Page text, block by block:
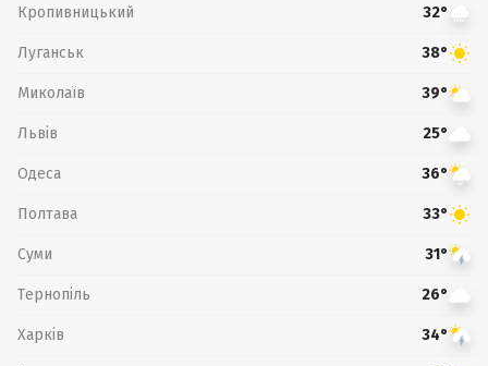
Кропивницький 32°
Луганськ 38°
Миколаїв 39°
Львів 25°
Одеса 36°
Полтава 33°
Суми 31°
Тернопіль 26°
Харків 34°